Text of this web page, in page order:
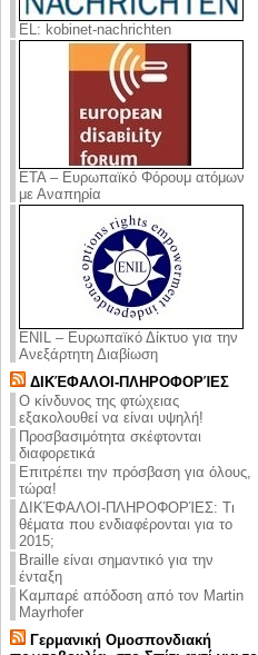
EL: kobinet-nachrichten
ΕΤΑ – Ευρωπαϊκό Φόρουμ ατόμων
με Αναπηρία
ENIL – Ευρωπαϊκό Δίκτυο για την
Ανεξάρτητη Διαβίωση
ΔΙΚΈΦΑΛΟΙ-ΠΛΗΡΟΦΟΡΊΕΣ
Ο κίνδυνος της φτώχειας
εξακολουθεί να είναι υψηλή!
Προσβασιμότητα σκέφτονται
διαφορετικά
Επιτρέπει την πρόσβαση για όλους,
τώρα!
ΔΙΚΈΦΑΛΟΙ-ΠΛΗΡΟΦΟΡΊΕΣ: Τι
θέματα που ενδιαφέρονται για το
2015;
Braille είναι σημαντικό για την
ένταξη
Καμπαρέ απόδοση από τον Martin
Mayrhofer
Γερμανική Ομοσπονδιακή